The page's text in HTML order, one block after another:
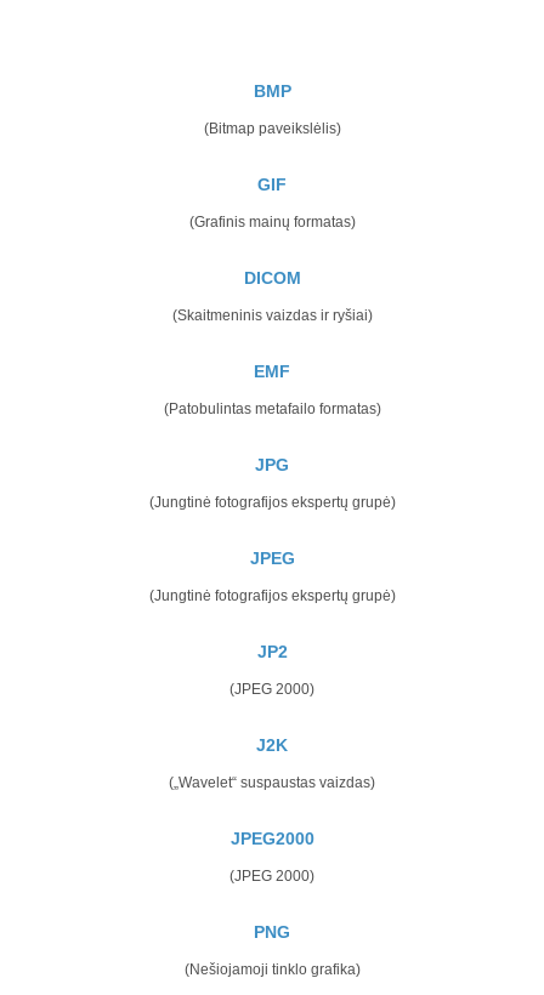
BMP
(Bitmap paveikslėlis)
GIF
(Grafinis mainų formatas)
DICOM
(Skaitmeninis vaizdas ir ryšiai)
EMF
(Patobulintas metafailo formatas)
JPG
(Jungtinė fotografijos ekspertų grupė)
JPEG
(Jungtinė fotografijos ekspertų grupė)
JP2
(JPEG 2000)
J2K
(„Wavelet“ suspaustas vaizdas)
JPEG2000
(JPEG 2000)
PNG
(Nešiojamoji tinklo grafika)